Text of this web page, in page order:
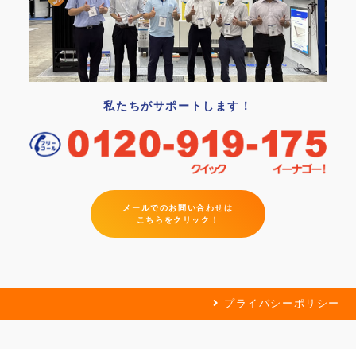
私たちがサポートします！
メールでのお問い合わせは
こちらをクリック！
プライバシーポリシー